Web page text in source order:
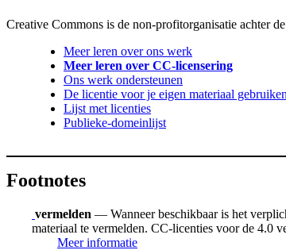
Creative Commons is de non-profitorganisatie achter
Meer leren over ons werk
Meer leren over CC-licensering
Ons werk ondersteunen
De licentie voor je eigen materiaal
Lijst met licenties
Publieke-domeinlijst
Footnotes
vermelden — Wanneer beschikbaar is het
materiaal te vermelden. CC-licenties voor de 4.0
Meer informatie